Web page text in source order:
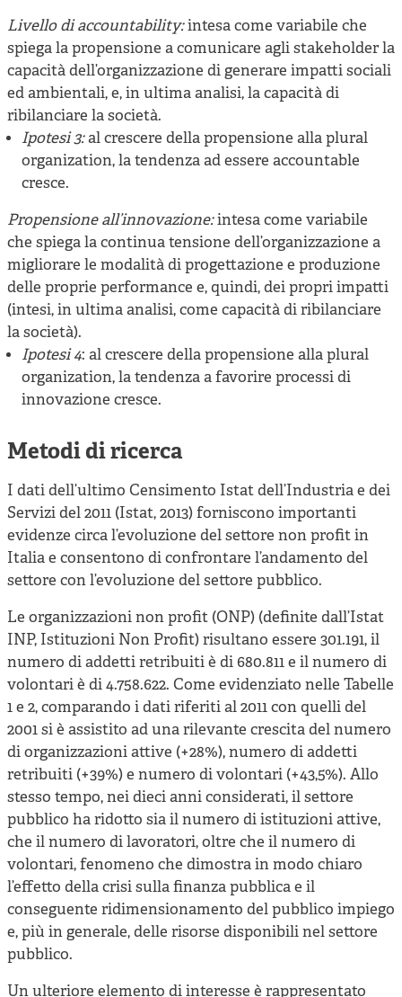
Livello di accountability:intesa come variabile che
spiega la propensione a comunicare agli stakeholder la
capacità dell’organizzazione di generare impatti sociali
ed ambientali, e, in ultima analisi, la capacità di
ribilanciare la società.
Ipotesi 3:al crescere della propensione alla plural
organization, la tendenza ad essere accountable
cresce.
Propensione all’innovazione:intesa come variabile
che spiega la continua tensione dell’organizzazione a
migliorare le modalità di progettazione e produzione
delle proprie performance e, quindi, dei propri impatti
(intesi, in ultima analisi, come capacità di ribilanciare
la società).
Ipotesi 4: al crescere della propensione alla plural
organization, la tendenza a favorire processi di
innovazione cresce.
Metodi di ricerca
I dati dell’ultimo Censimento Istat dell’Industria e dei
Servizi del 2011 (Istat, 2013) forniscono importanti
evidenze circa l’evoluzione del settore non profit in
Italia e consentono di confrontare l’andamento del
settore con l’evoluzione del settore pubblico.
Le organizzazioni non profit (ONP) (definite dall’Istat
INP, Istituzioni Non Profit) risultano essere 301.191, il
numero di addetti retribuiti è di 680.811 e il numero di
volontari è di 4.758.622. Come evidenziato nelle Tabelle
1 e 2, comparando i dati riferiti al 2011 con quelli del
2001 si è assistito ad una rilevante crescita del numero
di organizzazioni attive (+28%), numero di addetti
retribuiti (+39%) e numero di volontari (+43,5%). Allo
stesso tempo, nei dieci anni considerati, il settore
pubblico ha ridotto sia il numero di istituzioni attive,
che il numero di lavoratori, oltre che il numero di
volontari, fenomeno che dimostra in modo chiaro
l’effetto della crisi sulla finanza pubblica e il
conseguente ridimensionamento del pubblico impiego
e, più in generale, delle risorse disponibili nel settore
pubblico.
Un ulteriore elemento di interesse è rappresentato